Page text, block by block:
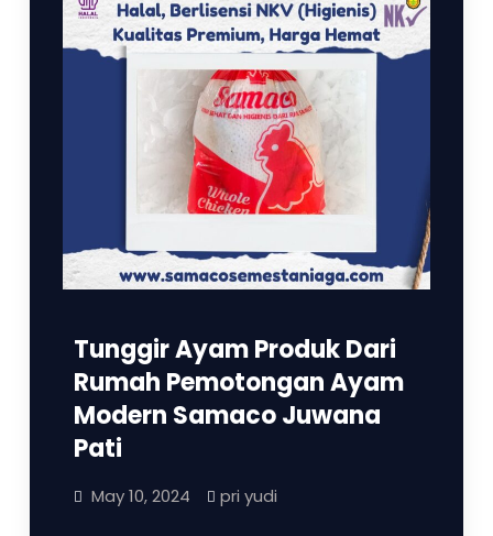
Tunggir Ayam Produk Dari
Rumah Pemotongan Ayam
Modern Samaco Juwana
Pati
May 10, 2024 pri yudi